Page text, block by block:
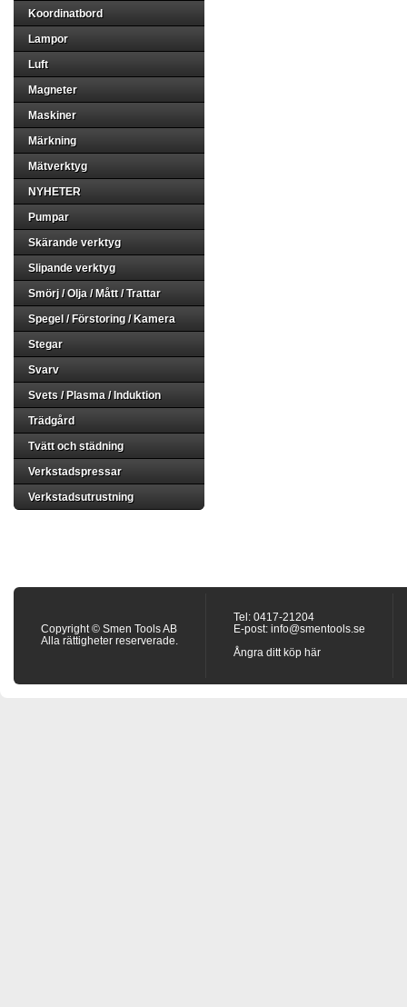
Koordinatbord
Lampor
Luft
Magneter
Maskiner
Märkning
Mätverktyg
NYHETER
Pumpar
Skärande verktyg
Slipande verktyg
Smörj / Olja / Mått / Trattar
Spegel / Förstoring / Kamera
Stegar
Svarv
Svets / Plasma / Induktion
Trädgård
Tvätt och städning
Verkstadspressar
Verkstadsutrustning
Copyright © Smen Tools AB
Alla rättigheter reserverade.
Tel: 0417-21204
E-post: info@smentools.se
Ångra ditt köp här